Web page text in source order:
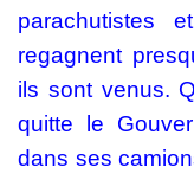
parachutistes
regagnent
ils sont venus.
quitte le
dans ses